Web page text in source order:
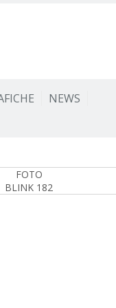
NEWS
FOTO
BLINK 182